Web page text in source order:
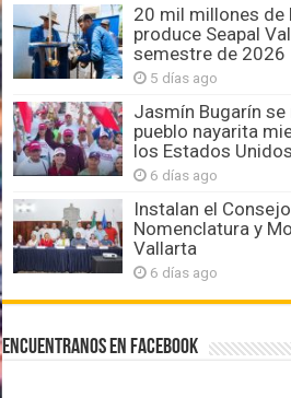
20 mil millones de
produce Seapal
semestre de 2026
5 días ago
Jasmín Bugarín
pueblo nayarita
los Estados Unidos
6 días ago
Instalan el
Nomenclatura y
Vallarta
6 días ago
Encuentranos en Facebook